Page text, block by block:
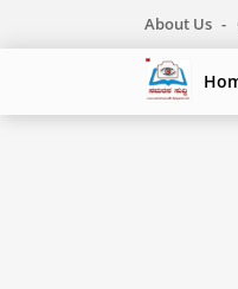
About Us